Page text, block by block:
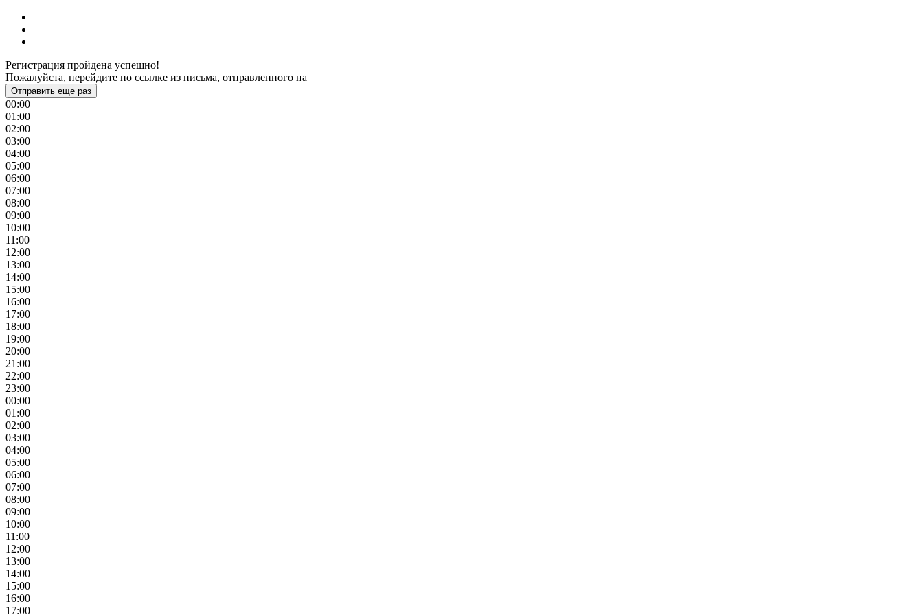
Регистрация пройдена успешно!
Пожалуйста, перейдите по ссылке из письма, отправленного на
Отправить еще раз
00:00
01:00
02:00
03:00
04:00
05:00
06:00
07:00
08:00
09:00
10:00
11:00
12:00
13:00
14:00
15:00
16:00
17:00
18:00
19:00
20:00
21:00
22:00
23:00
00:00
01:00
02:00
03:00
04:00
05:00
06:00
07:00
08:00
09:00
10:00
11:00
12:00
13:00
14:00
15:00
16:00
17:00